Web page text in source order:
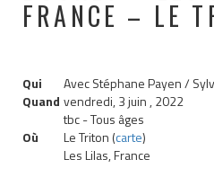
FRANCE – LE
Qui
Avec Stéphane Payen /
Quand vendredi, 3 juin , 2022
tbc-Tous âges
Où
Le Triton (carte)
Les Lilas, France